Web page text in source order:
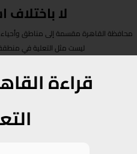
لا
محافظة القاهرة مقسمة إلى مناطق
ليست مثل التعلية في
قراءة